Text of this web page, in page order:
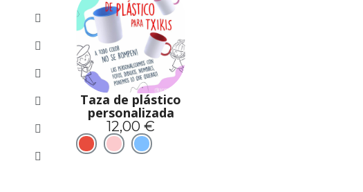
Taza de plástico
personalizada
12,00 €